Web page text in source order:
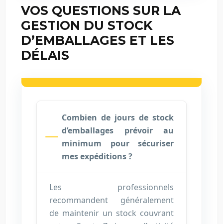
VOS QUESTIONS SUR LA
GESTION DU STOCK
D’EMBALLAGES ET LES
DÉLAIS
Combien de jours de stock
d’emballages prévoir au
minimum pour sécuriser
mes expéditions ?
Les professionnels
recommandent généralement
de maintenir un stock couvrant